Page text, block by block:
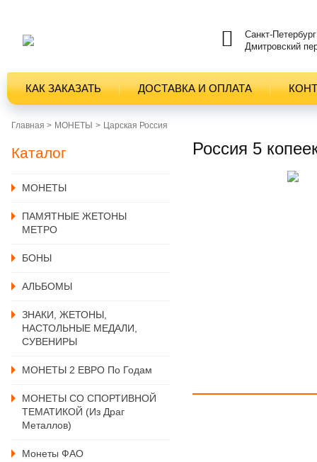
Санкт-Петербург
Дмитровский
КАК ЗАКАЗАТЬ ДОСТАВКА И ОПЛАТА
Главная > MОНЕТЫ Царская Россия
Каталог
MОНЕТЫ
ПАМЯТНЫЕ ЖЕТОНЫ
МЕТРО
БОНЫ
АЛЬБОМЫ
ЗНАКИ, ЖЕТОНЫ,
НАСТОЛЬНЫЕ МЕДАЛИ,
СУВЕНИРЫ
МОНЕТЫ 2 ЕВРО По Годам
МОНЕТЫ СО СПОРТИВНОЙ
ТЕМАТИКОЙ (из Драг
Металлов)
Монеты ФАО
Россия 5